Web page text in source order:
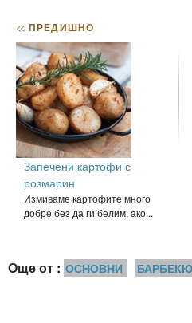
<< ПРЕДИШНО
Запечени картофи с
розмарин
Измиваме картофите много
добре без да ги белим, ако...
Още от : ОСНОВНИ БАРБЕКЮ